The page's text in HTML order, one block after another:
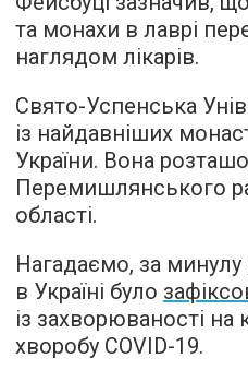
та монахи в лаврі
наглядом лікарів.
Свято-Успенська
із найдавніших
України. Вона
Перемишлянського
області.
Нагадаємо, за
в Україні було
із захворюваності на
хворобу COVID-19.